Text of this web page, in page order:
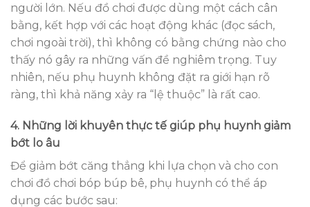
người lớn. Nếu đồ chơi được dùng một cách cân
bằng, kết hợp với các hoạt động khác (đọc sách,
chơi ngoài trời), thì không có bằng chứng nào cho
thấy nó gây ra những vấn đề nghiêm trọng. Tuy
nhiên, nếu phụ huynh không đặt ra giới hạn rõ
ràng, thì khả năng xảy ra “lệ thuộc” là rất cao.
4. Những lời khuyên thực tế giúp phụ huynh giảm
bớt lo âu
Để giảm bớt căng thẳng khi lựa chọn và cho con
chơi đồ chơi bóp búp bê, phụ huynh có thể áp
dụng các bước sau: